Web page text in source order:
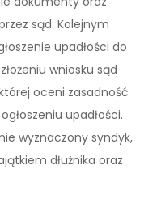
sąd. Kolejnym
upadłości do
wniosku sąd
oceni zasadność
upadłości.
wyznaczony syndyk,
dłużnika oraz